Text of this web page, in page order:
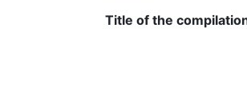
Title of the